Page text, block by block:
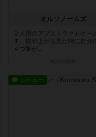
オルソノームズ
２人用のアブストラクトゲー
す。横や上から見た時に自分
４つ繋が...
レビュー